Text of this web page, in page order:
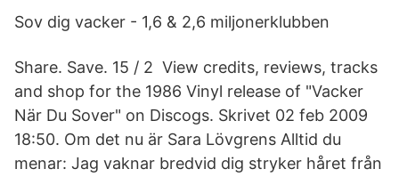
Sov dig vacker - 1,6 & 2,6 miljonerklubben
Share. Save. 15 / 2 View credits, reviews, tracks
and shop for the 1986 Vinyl release of "Vacker
När Du Sover" on Discogs. Skrivet 02 feb 2009
18:50. Om det nu är Sara Lövgrens Alltid du
menar: Jag vaknar bredvid dig stryker håret från